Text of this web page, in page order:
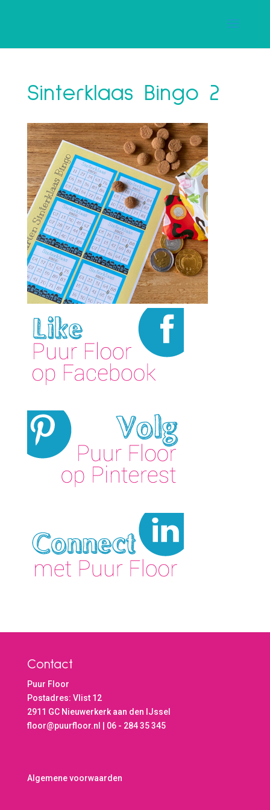
Sinterklaas Bingo 2
Contact
Puur Floor
Postadres: Vlist 12
2911 GC Nieuwerkerk aan den IJssel
floor@puurfloor.nl | 06 - 284 35 345
Algemene voorwaarden